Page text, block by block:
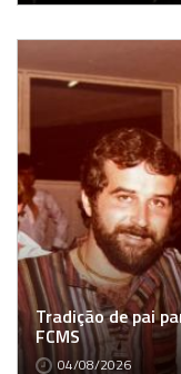
Tradição de pai
FCMS
04/08/2026